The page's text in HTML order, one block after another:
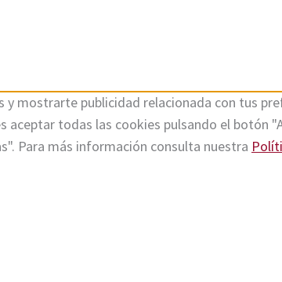
mostrarte publicidad relacionada con tus
todas las cookies pulsando el botón
Para más información consulta nuestra